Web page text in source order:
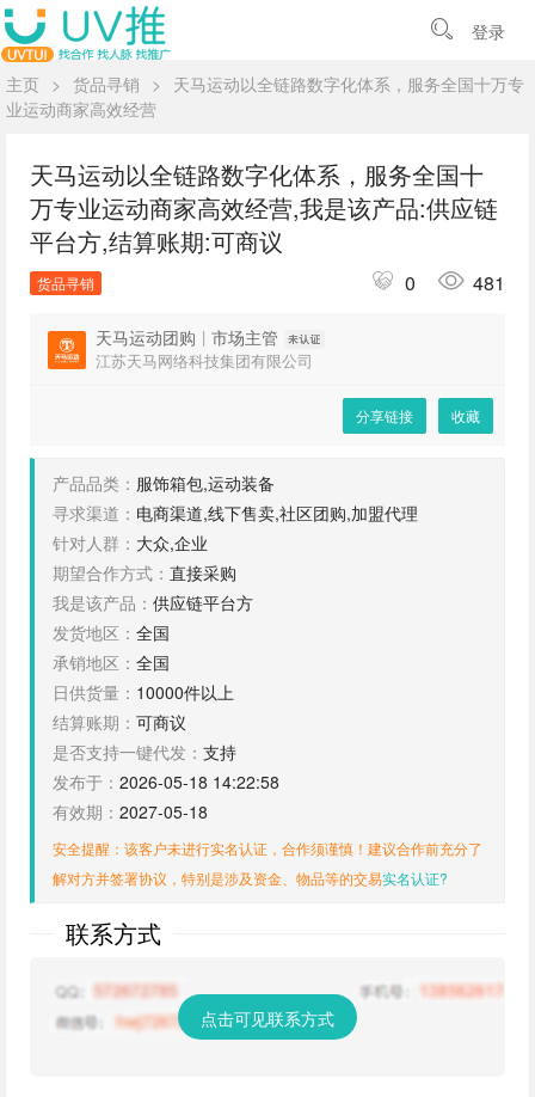
登录
主页 > 货品寻销 >
天马运动以全链路数字化体系，服务全国十万专
业运动商家高效经营
天马运动以全链路数字化体系，服务全国十
万专业运动商家高效经营,我是该产品:供应链
平台方,结算账期:可商议
货品寻销 0 481
天马运动团购 | 市场主管
江苏天马网络科技集团有限公司
分享链接 收藏
产品品类： 服饰箱包,运动装备
寻求渠道： 电商渠道,线下售卖,社区团购,加盟代理
针对人群： 大众,企业
期望合作方式： 直接采购
我是该产品： 供应链平台方
发货地区： 全国
承销地区： 全国
日供货量： 10000件以上
结算账期： 可商议
是否支持一键代发： 支持
发布于： 2026-05-18 14:22:58
有效期： 2027-05-18
安全提醒：该客户未进行实名认证，合作须谨慎！建议合作前充分了
解对方并签署协议，特别是涉及资金、物品等的交易实名认证?
联系方式
点击可见联系方式